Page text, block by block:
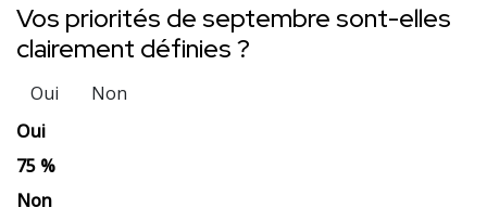
Vos priorités de septembre sont-elles
clairement définies ?
Oui
Non
Oui
75 %
Non